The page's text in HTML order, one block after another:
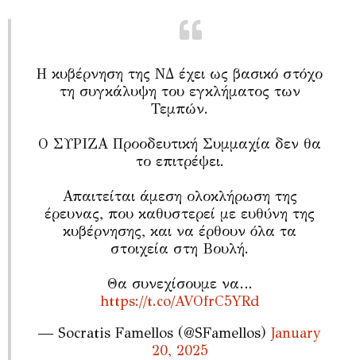
Η κυβέρνηση της ΝΔ έχει ως βασικό στόχο
τη συγκάλυψη του εγκλήματος των
Τεμπών.
Ο ΣΥΡΙΖΑ Προοδευτική Συμμαχία δεν θα
το επιτρέψει.
Απαιτείται άμεση ολοκλήρωση της
έρευνας, που καθυστερεί με ευθύνη της
κυβέρνησης, και να έρθουν όλα τα
στοιχεία στη Βουλή.
Θα συνεχίσουμε να…
https://t.co/AVOfrC5YRd
— Socratis Famellos (@SFamellos) January
20, 2025